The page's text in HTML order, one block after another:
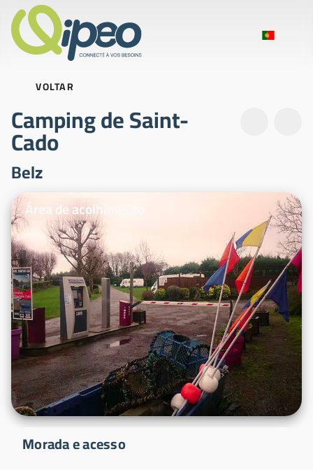
VOLTAR
Camping de Saint-
Cado
Belz
Fotografias ilustrativas
Área de acolhimento
Morada e acesso